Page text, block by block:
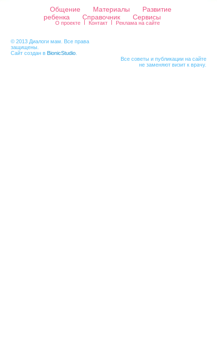
Общение Материалы
Развитие
ребенка
Справочник Сервисы
О проекте Контакт Реклама на сайте
© 2013 Диалоги мам. Все права
защищены.
Сайт создан в BionicStudio
Все советы и публикации на сайте
не заменяют визит к врачу.